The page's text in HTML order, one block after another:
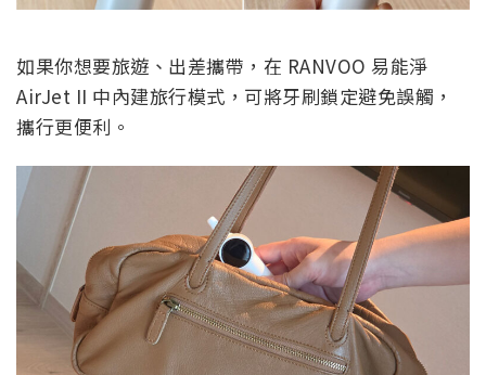
如果你想要旅遊、出差攜帶，在 RANVOO 易能淨
AirJet II 中內建旅行模式，可將牙刷鎖定避免誤觸，
攜行更便利。